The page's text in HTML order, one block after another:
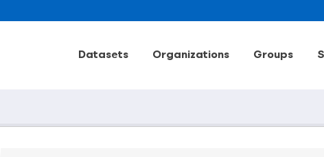
Datasets Organizations Groups